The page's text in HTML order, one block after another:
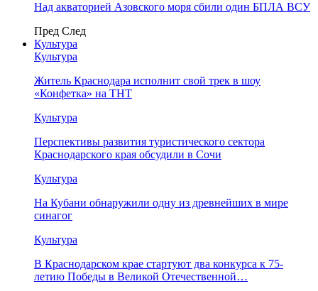
Над акваторией Азовского моря сбили один БПЛА ВСУ
Пред След
Культура
Культура
Житель Краснодара исполнит свой трек в шоу
«Конфетка» на ТНТ
Культура
Перспективы развития туристического сектора
Краснодарского края обсудили в Сочи
Культура
На Кубани обнаружили одну из древнейших в мире
синагог
Культура
В Краснодарском крае стартуют два конкурса к 75-
летию Победы в Великой Отечественной…